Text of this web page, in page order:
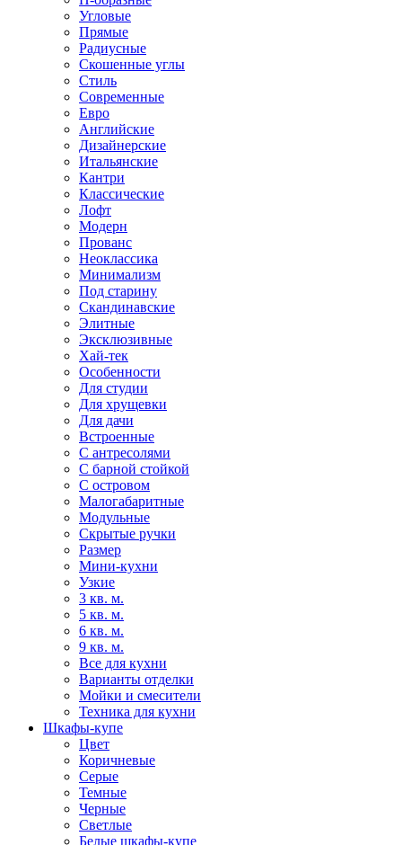
Угловые
Прямые
Радиусные
Скошенные углы
Стиль
Современные
Евро
Английские
Дизайнерские
Итальянские
Кантри
Классические
Лофт
Модерн
Прованс
Неоклассика
Минимализм
Под старину
Скандинавские
Элитные
Эксклюзивные
Хай-тек
Особенности
Для студии
Для хрущевки
Для дачи
Встроенные
С антресолями
С барной стойкой
С островом
Малогабаритные
Модульные
Скрытые ручки
Размер
Мини-кухни
Узкие
3 кв. м.
5 кв. м.
6 кв. м.
9 кв. м.
Все для кухни
Варианты отделки
Мойки и смесители
Техника для кухни
Шкафы-купе
Цвет
Коричневые
Серые
Темные
Черные
Светлые
Белые шкафы-купе